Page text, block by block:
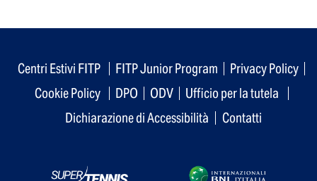
Centri Estivi FITP FITP Junior Program
Privacy Policy
Cookie Policy
DPO ODV
Ufficio per la tutela
Dichiarazione di Accessibilità
Contatti